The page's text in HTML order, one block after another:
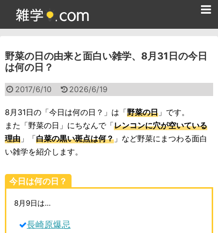
野菜の日の由来と面白い雑学、8月31日の今日
は何の日？
2017/6/10 2026/6/19
8月31日の「今日は何の日？」は「野菜の日 」です。
また「野菜の日」にちなんで「レンコンに穴が空いている
理由 」「白菜の黒い斑点は何？ 」など野菜にまつわる面白
い雑学を紹介します。
今日は何の日？
8月9日は…
長崎原爆忌
雑学クイズ問題集
面白い雑学
ためになる雑学
スポーツ雑学
動物雑学
歴史雑学
生活雑学